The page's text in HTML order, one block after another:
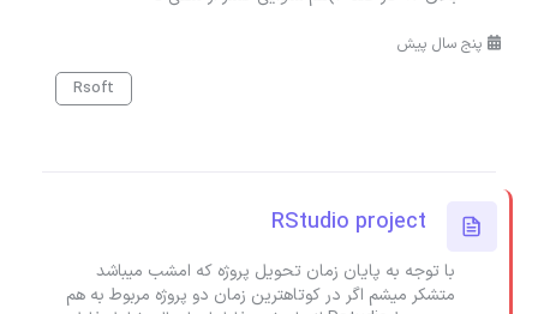
پنج سال پیش
Rsoft
RStudio project
با توجه به پایان زمان تحویل پروژه که امشب میباشد
متشکر میشم اگر در کوتاهترین زمان دو پروژه مربوط به هم